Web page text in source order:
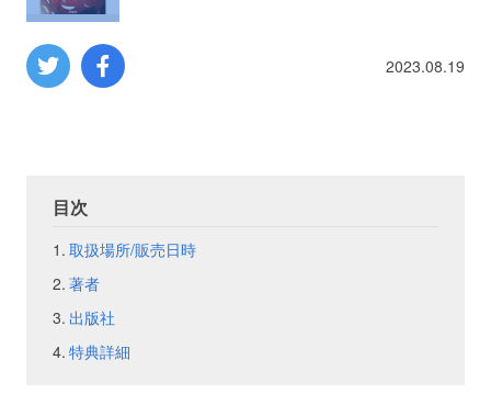
2023.08.19
目次
取扱場所/販売日時
著者
出版社
特典詳細
お問い合わせ